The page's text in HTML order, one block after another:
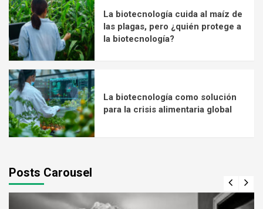
La biotecnología cuida al maíz de
las plagas, pero ¿quién protege a
la biotecnología?
La biotecnología como solución
para la crisis alimentaria global
Posts Carousel